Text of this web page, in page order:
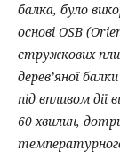
балка, було
основі OSB
стружкових
дерев’яної
під впливом
60 хвилин,